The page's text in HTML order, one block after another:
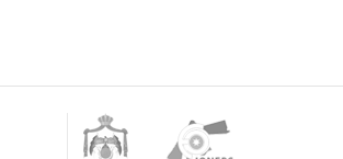
Jordan
ONline
Jordan
Government